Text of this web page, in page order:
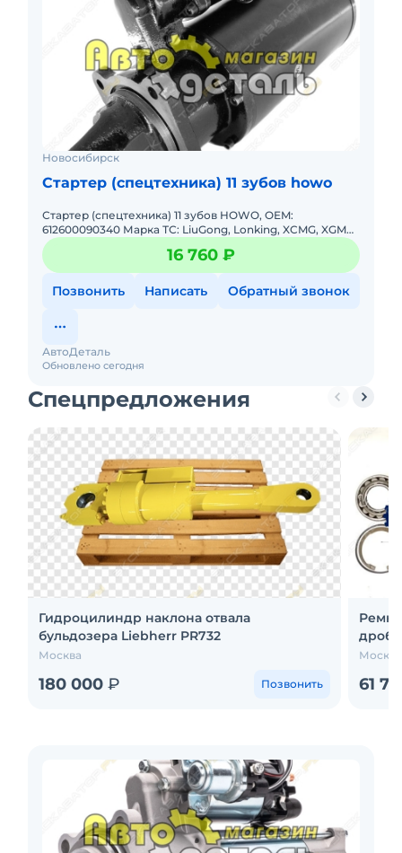
Новосибирск
Стартер (спецтехника) 11 зубов howo
Стартер (спецтехника) 11 зубов HOWO, OEM:
612600090340 Марка ТС: LiuGong, Lonking, XCMG, XGMA
(XiaGong) Модель ТС: FL956, FL958, LG953F, LG956FN,
ZL50, ZL50C, Z
16 760 ₽
Позвонить Написать Обратный звонок
Обновлено сегодня
АвтоДеталь
Спецпредложения
Гидроцилиндр наклона отвала
бульдозера Liebherr PR732
Москва
180 000 ₽ Позвонить
Москва
61